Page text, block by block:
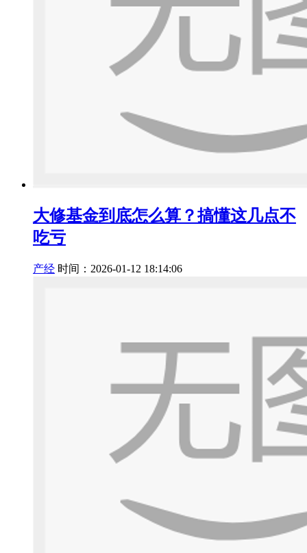
大修基金到底怎么算？搞懂这几点不
吃亏
产经 时间：2026-01-12 18:14:06